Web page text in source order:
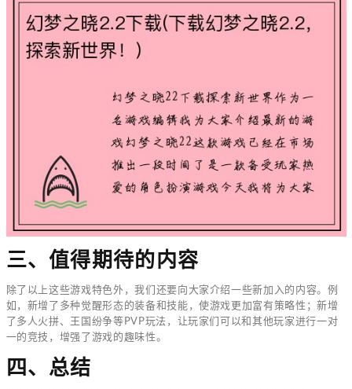
三、值得期待的内容
除了以上这些游戏特色外，我们还要向大家介绍一些新加入的内容。例
如，新增了多种觉醒形态的装备和技能，使游戏更加富有策略性；新增
了多人火拼、王国纷争等PVP玩法，让玩家们可以和其他玩家进行一对
一的竞技，增强了游戏的趣味性。
四、总结